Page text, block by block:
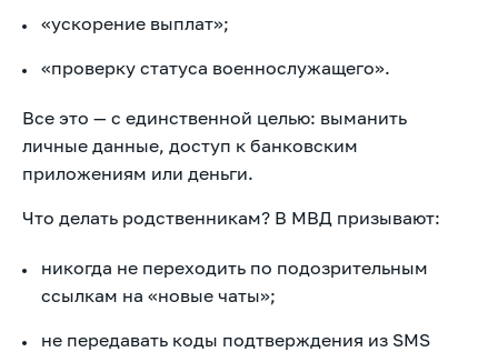
«ускорение выплат»;
«проверку статуса военнослужащего».
Все это — с единственной целью: выманить
личные данные, доступ к банковским
приложениям или деньги.
Что делать родственникам? В МВД призывают:
никогда не переходить по подозрительным
ссылкам на «новые чаты»;
не передавать коды подтверждения из SMS